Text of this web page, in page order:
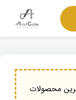
محصولات